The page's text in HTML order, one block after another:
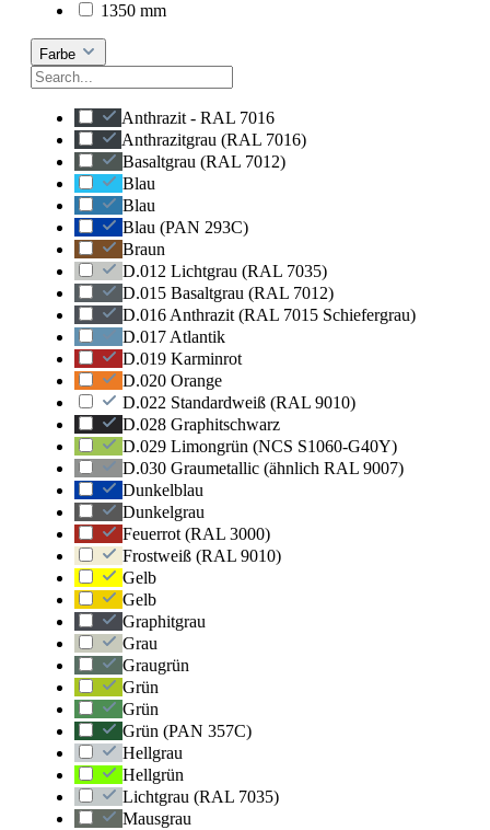
1350 mm
Farbe
Anthrazit - RAL 7016
Anthrazitgrau (RAL 7016)
Basaltgrau (RAL 7012)
Blau
Blau
Blau (PAN 293C)
Braun
D.012 Lichtgrau (RAL 7035)
D.015 Basaltgrau (RAL 7012)
D.016 Anthrazit (RAL 7015 Schiefergrau)
D.017 Atlantik
D.019 Karminrot
D.020 Orange
D.022 Standardweiß (RAL 9010)
D.028 Graphitschwarz
D.029 Limongrün (NCS S1060-G40Y)
D.030 Graumetallic (ähnlich RAL 9007)
Dunkelblau
Dunkelgrau
Feuerrot (RAL 3000)
Frostweiß (RAL 9010)
Gelb
Gelb
Graphitgrau
Grau
Graugrün
Grün
Grün
Grün (PAN 357C)
Hellgrau
Hellgrün
Lichtgrau (RAL 7035)
Mausgrau